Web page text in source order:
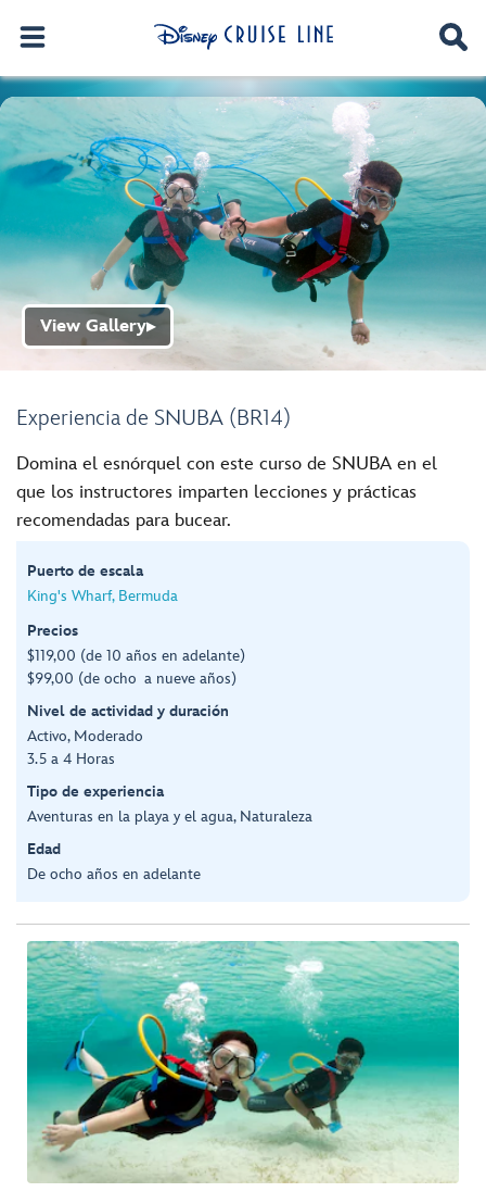
Experiencia de SNUBA (BR14)
View Gallery▶
Domina el esnórquel con este curso de SNUBA en el
que los instructores imparten lecciones y prácticas
recomendadas para bucear.
Puerto de escala
King's Wharf, Bermuda
Precios
$119,00 (de 10 años en adelante)
$99,00 (de ocho a nueve años)
Nivel de actividad y duración
Activo, Moderado
3.5 a 4 Horas
Tipo de experiencia
Aventuras en la playa y el agua, Naturaleza
Edad
De ocho años en adelante